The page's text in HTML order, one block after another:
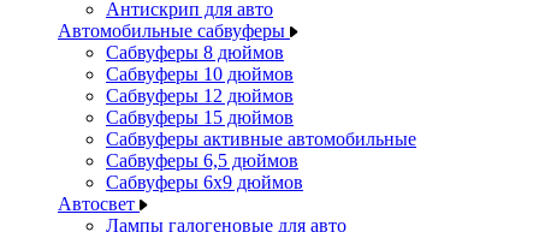
Антискрип для авто
Автомобильные сабвуферы
Сабвуферы 8 дюймов
Сабвуферы 10 дюймов
Сабвуферы 12 дюймов
Сабвуферы 15 дюймов
Сабвуферы активные автомобильные
Сабвуферы 6,5 дюймов
Сабвуферы 6x9 дюймов
Автосвет
Лампы галогеновые для авто